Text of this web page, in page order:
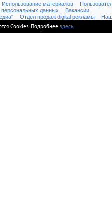
Использование материалов
данных
Вакансии
Отдел продаж digital рекламы
Cookies. Подробнее здесь